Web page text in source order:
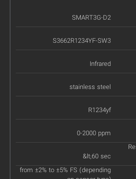
SMART3G-D2
S3662R1234YF-SW3
Infrared
stainless steel
R1234yf
0-2000 ppm
&lt;60 sec
from ±2% to ±5% FS (depending